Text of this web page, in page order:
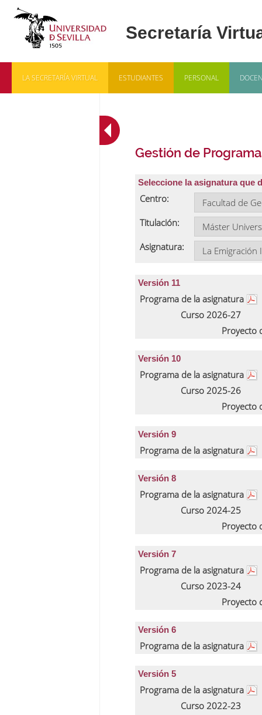
LA SECRETARÍA VIRTUAL ESTUDIANTES PERSONAL
Gestión de
Seleccione la asignatura que
Centro:
Titulación:
Asignatura:
Versión 11
Programa de la asignatura
Curso 2026-27
Proyecto
Versión 10
Programa de la asignatura
Curso 2025-26
Proyecto
Versión 9
Programa de la asignatura
Versión 8
Programa de la asignatura
Curso 2024-25
Proyecto
Versión 7
Programa de la asignatura
Curso 2023-24
Proyecto
Versión 6
Programa de la asignatura
Versión 5
Programa de la asignatura
Curso 2022-23